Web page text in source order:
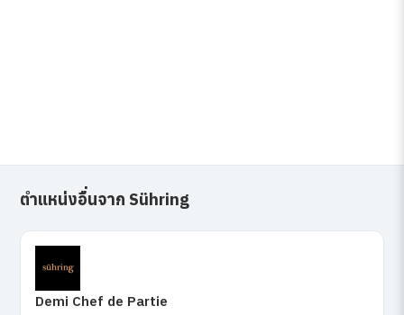
ตำแหน่งอื่นจาก Sühring
Demi Chef de Partie